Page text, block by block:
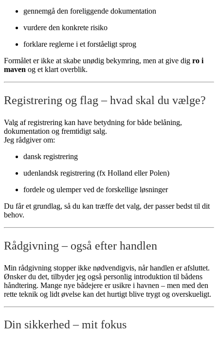
gennemgå den foreliggende dokumentation
vurdere den konkrete risiko
forklare reglerne i et forståeligt sprog
Formålet er ikke at skabe unødig bekymring, men at give dig ro i
maven og et klart overblik.
Registrering og flag – hvad skal du vælge?
Valg af registrering kan have betydning for både belåning,
dokumentation og fremtidigt salg.
Jeg rådgiver om:
dansk registrering
udenlandsk registrering (fx Holland eller Polen)
fordele og ulemper ved de forskellige løsninger
Du får et grundlag, så du kan træffe det valg, der passer bedst til dit
behov.
Rådgivning – også efter handlen
Min rådgivning stopper ikke nødvendigvis, når handlen er afsluttet.
Ønsker du det, tilbyder jeg også personlig introduktion til bådens
håndtering. Mange nye bådejere er usikre i havnen – men med den
rette teknik og lidt øvelse kan det hurtigt blive trygt og overskueligt.
Din sikkerhed – mit fokus